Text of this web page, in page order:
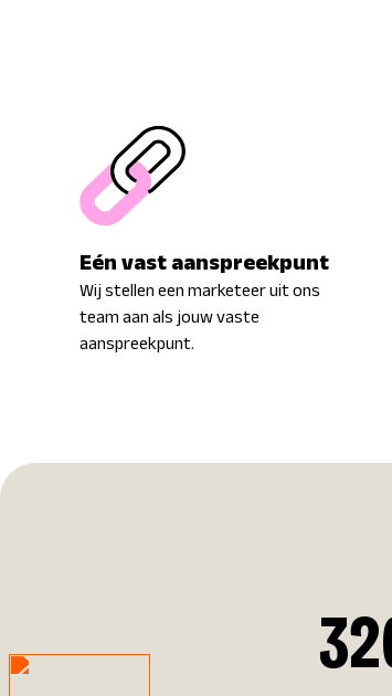
Eén vast aanspreekpunt
Wij stellen een marketeer uit ons
team aan als jouw vaste
aanspreekpunt.